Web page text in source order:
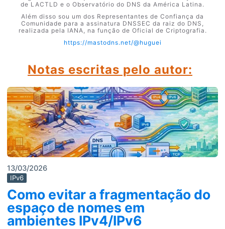
de LACTLD e o Observatório do DNS da América Latina.
Além disso sou um dos Representantes de Confiança da
Comunidade para a assinatura DNSSEC da raiz do DNS,
realizada pela IANA, na função de Oficial de Criptografia.
https://mastodns.net/@huguei
Notas escritas pelo autor:
13/03/2026
IPv6
Como evitar a fragmentação do
espaço de nomes em
ambientes IPv4/IPv6